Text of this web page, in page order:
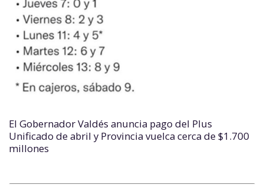
El Gobernador Valdés anuncia pago del Plus
Unificado de abril y Provincia vuelca cerca de $1.700
millones